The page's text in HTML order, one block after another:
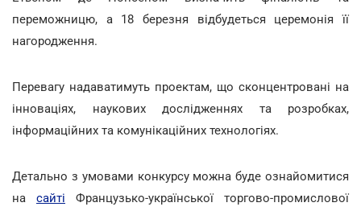
переможницю, а 18 березня відбудеться церемонія її
нагородження.
Перевагу надаватимуть проектам, що сконцентровані на
інноваціях, наукових дослідженнях та розробках,
інформаційних та комунікаційних технологіях.
Детально з умовами конкурсу можна буде ознайомитися
на сайті Французько-української торгово-промислової